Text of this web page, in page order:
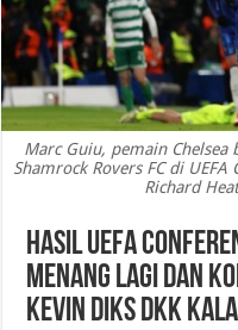
Marc Guiu, pemain Chelsea
Shamrock Rovers FC di
Richard
Hasil UEFA
Menang Lagi dan
Kevin Diks dkk